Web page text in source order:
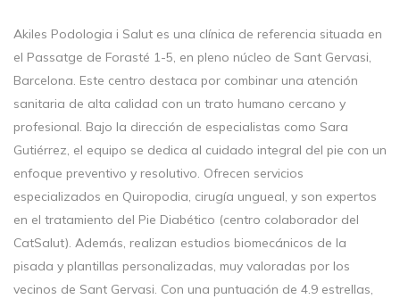
Akiles Podologia i Salut es una clínica de referencia situada en
el Passatge de Forasté 1-5, en pleno núcleo de Sant Gervasi,
Barcelona. Este centro destaca por combinar una atención
sanitaria de alta calidad con un trato humano cercano y
profesional. Bajo la dirección de especialistas como Sara
Gutiérrez, el equipo se dedica al cuidado integral del pie con un
enfoque preventivo y resolutivo. Ofrecen servicios
especializados en Quiropodia, cirugía ungueal, y son expertos
en el tratamiento del Pie Diabético (centro colaborador del
CatSalut). Además, realizan estudios biomecánicos de la
pisada y plantillas personalizadas, muy valoradas por los
vecinos de Sant Gervasi. Con una puntuación de 4.9 estrellas,